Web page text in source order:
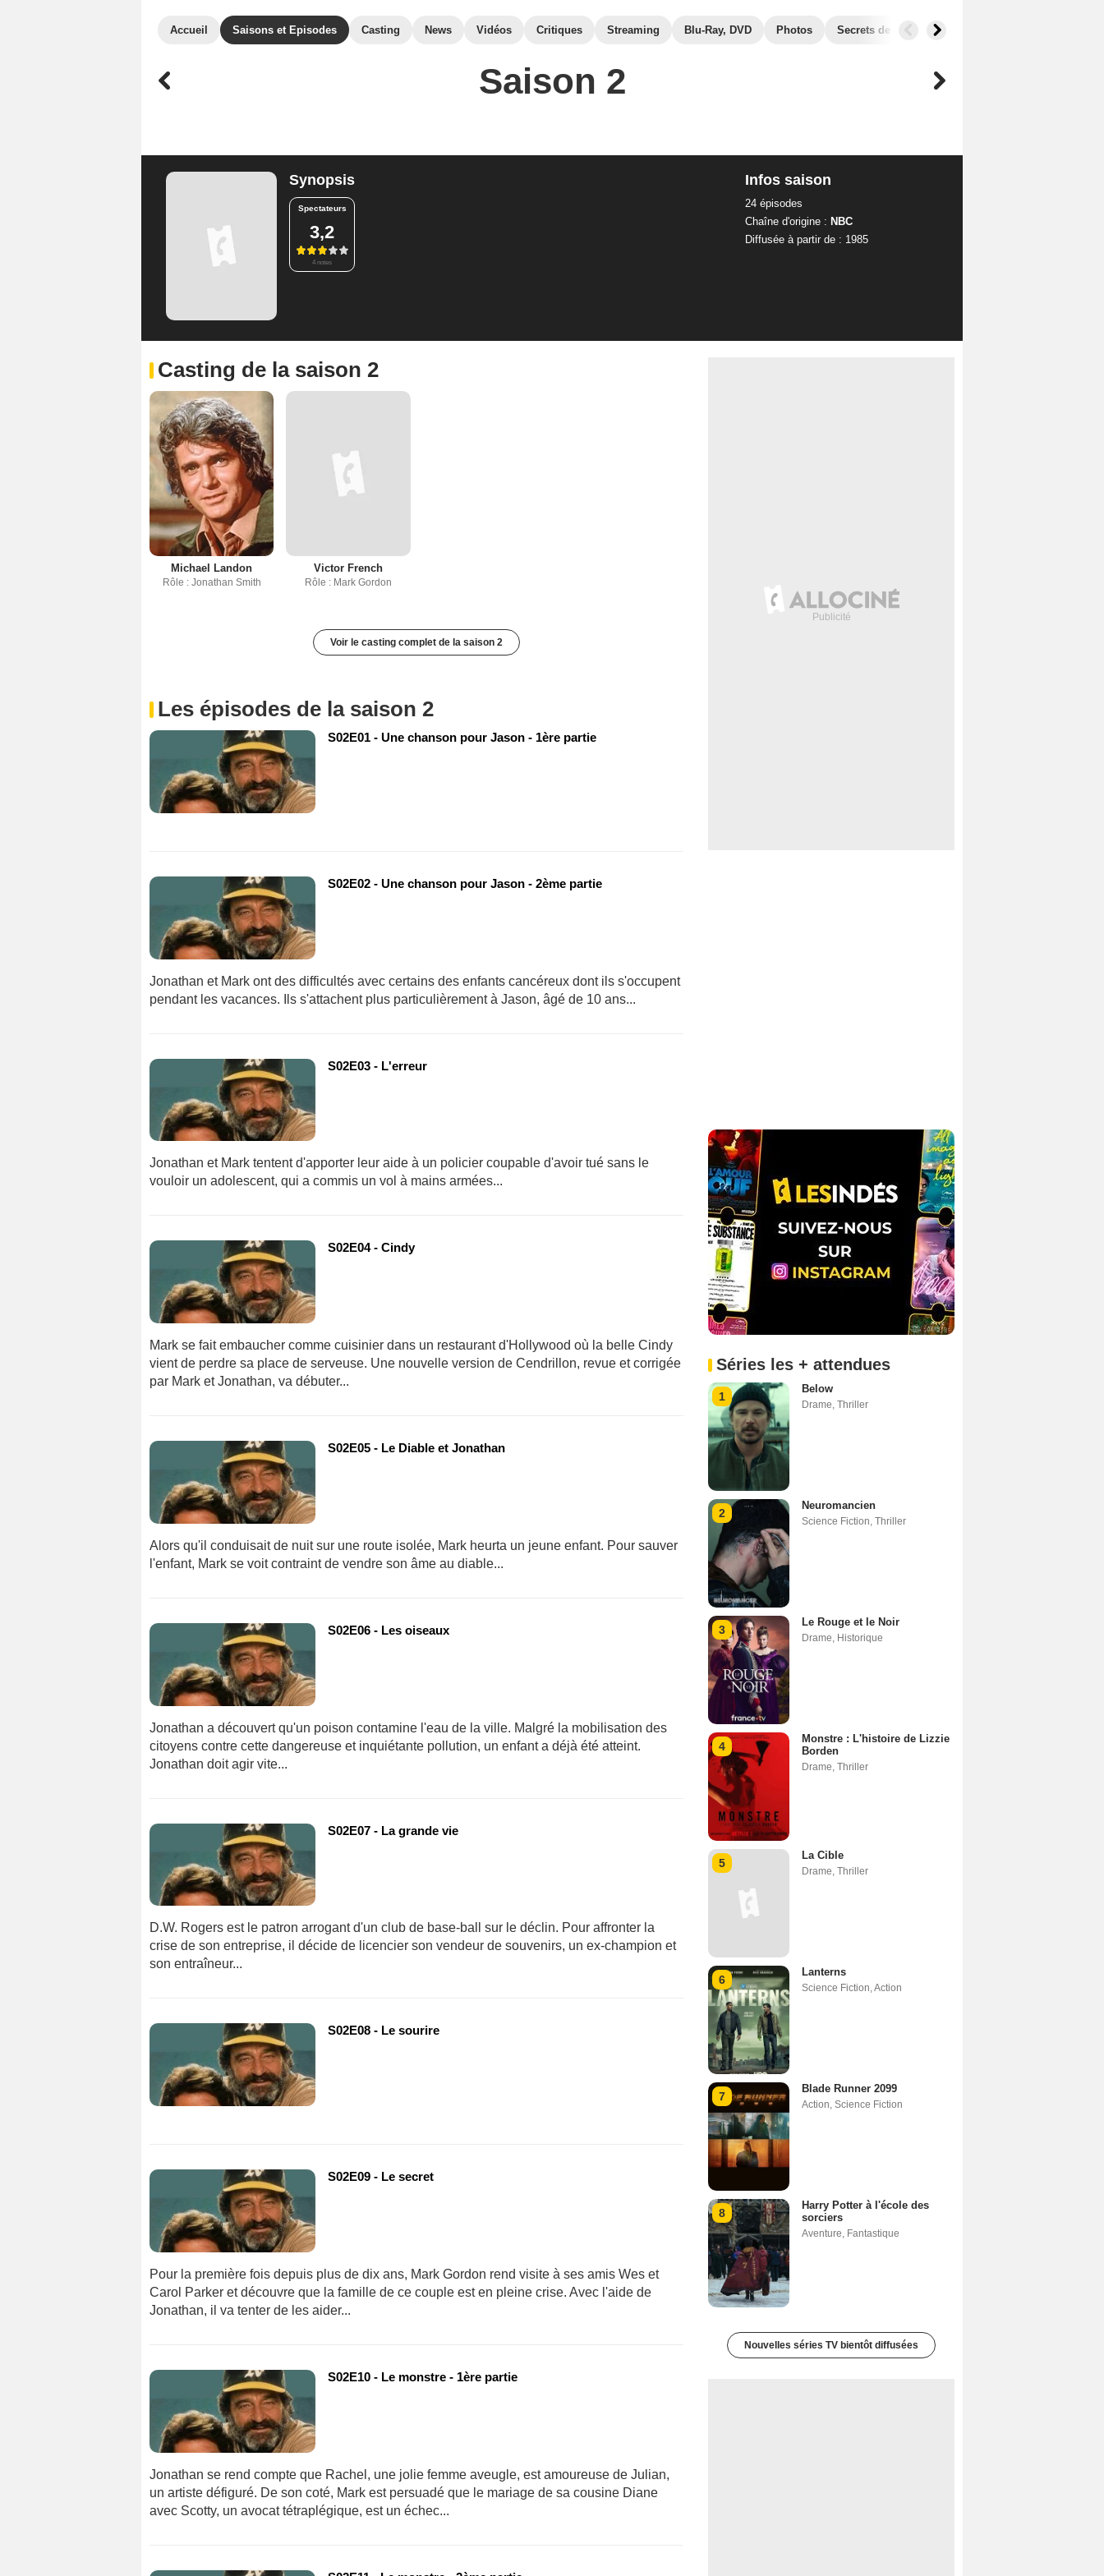
Accueil Saisons et Episodes Casting News Vidéos Critiques Streaming Blu-Ray, DVD Photos Secrets de tournage
Saison 2
Synopsis
Spectateurs
3,2
4 notes
Infos saison
24 épisodes
Chaîne d'origine : NBC
Diffusée à partir de : 1985
Casting de la saison 2
Michael Landon
Rôle : Jonathan Smith
Victor French
Rôle : Mark Gordon
Voir le casting complet de la saison 2
Les épisodes de la saison 2
S02E01 - Une chanson pour Jason - 1ère partie
S02E02 - Une chanson pour Jason - 2ème partie
Jonathan et Mark ont des difficultés avec certains des enfants cancéreux dont ils s'occupent
pendant les vacances. Ils s'attachent plus particulièrement à Jason, âgé de 10 ans...
S02E03 - L'erreur
Jonathan et Mark tentent d'apporter leur aide à un policier coupable d'avoir tué sans le
vouloir un adolescent, qui a commis un vol à mains armées...
S02E04 - Cindy
Mark se fait embaucher comme cuisinier dans un restaurant d'Hollywood où la belle Cindy
vient de perdre sa place de serveuse. Une nouvelle version de Cendrillon, revue et corrigée
par Mark et Jonathan, va débuter...
S02E05 - Le Diable et Jonathan
Alors qu'il conduisait de nuit sur une route isolée, Mark heurta un jeune enfant. Pour sauver
l'enfant, Mark se voit contraint de vendre son âme au diable...
S02E06 - Les oiseaux
Jonathan a découvert qu'un poison contamine l'eau de la ville. Malgré la mobilisation des
citoyens contre cette dangereuse et inquiétante pollution, un enfant a déjà été atteint.
Jonathan doit agir vite...
S02E07 - La grande vie
D.W. Rogers est le patron arrogant d'un club de base-ball sur le déclin. Pour affronter la
crise de son entreprise, il décide de licencier son vendeur de souvenirs, un ex-champion et
son entraîneur...
S02E08 - Le sourire
S02E09 - Le secret
Pour la première fois depuis plus de dix ans, Mark Gordon rend visite à ses amis Wes et
Carol Parker et découvre que la famille de ce couple est en pleine crise. Avec l'aide de
Jonathan, il va tenter de les aider...
S02E10 - Le monstre - 1ère partie
Jonathan se rend compte que Rachel, une jolie femme aveugle, est amoureuse de Julian,
un artiste défiguré. De son coté, Mark est persuadé que le mariage de sa cousine Diane
avec Scotty, un avocat tétraplégique, est un échec...
Séries les + attendues
1
Below
Drame Thriller
2
Neuromancien
Science Fiction Thriller
3
Le Rouge et le Noir
Drame Historique
4
Monstre : L'histoire de Lizzie
Borden
Drame Thriller
5
La Cible
Drame Thriller
6
Lanterns
Science Fiction Action
7
Blade Runner 2099
Action Science Fiction
8
Harry Potter à l'école des
sorciers
Aventure Fantastique
Nouvelles séries TV bientôt diffusées